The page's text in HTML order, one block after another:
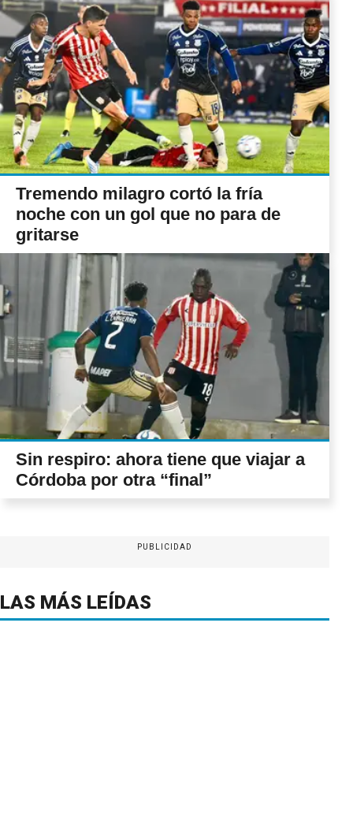
Tremendo milagro cortó la fría
noche con un gol que no para de
gritarse
Sin respiro: ahora tiene que viajar a
Córdoba por otra “final”
PUBLICIDAD
LAS MÁS LEÍDAS